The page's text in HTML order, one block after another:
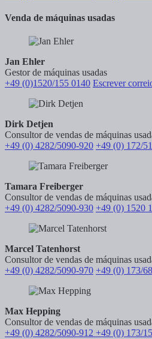
Venda de máquinas usadas
Jan Ehler
Gestor de máquinas usadas
+49 (0)1520/155 0140 Escrever
Dirk Detjen
Consultor de vendas de máquinas
+49 (0) 4282/5090-920 +49 (0) 172/
Tamara Freiberger
Consultor de vendas de máquinas
+49 (0) 4282/5090-930 +49 (0) 1520
Marcel Tatenhorst
Consultor de vendas de máquinas
+49 (0) 4282/5090-970 +49 (0) 173/
Max Hepping
Consultor de vendas de máquinas
+49 (0) 4282/5090-912 +49 (0) 173/